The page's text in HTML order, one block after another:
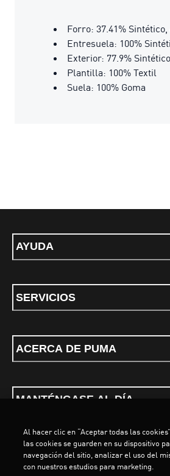
Forro: 37.41% Sintético,
Entresuela: 100%
Exterior: 77.9%
Plantilla: 100% Textil
Suela: 100% Goma
AYUDA
SERVICIOS
ACERCA DE PUMA
MANTÉNGASE AL DÍA
Términos y CondicionesPolítica de privacidad
Al hacer clic en “Aceptar todas las
las cookies se guarden en su dispositivo
navegación del sitio, analizar el uso del
con nuestros estudios para marketing.